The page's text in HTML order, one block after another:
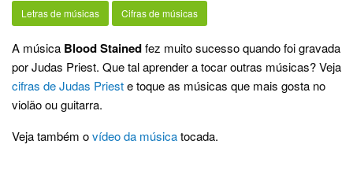
Letras de músicas Cifras de músicas
A música Blood Stainedfez muito sucesso quando foi gravada
por Judas Priest. Que tal aprender a tocar outras músicas? Veja
cifras de Judas Prieste toque as músicas que mais gosta no
violão ou guitarra.
Veja também ovídeo da músicatocada.